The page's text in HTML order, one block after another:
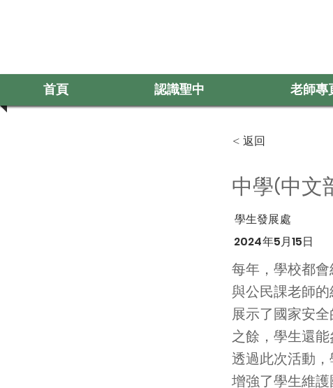
Log In 首頁
首頁 認識聖中 老師專
< 返回
中學(中文
學生發展處
2024年5月15日
每年，學校都
與公民課老師
展示了國家安
之餘，學生還
透過此次活動
增強了學生維